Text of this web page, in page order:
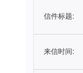
信件标题:
来信时间: